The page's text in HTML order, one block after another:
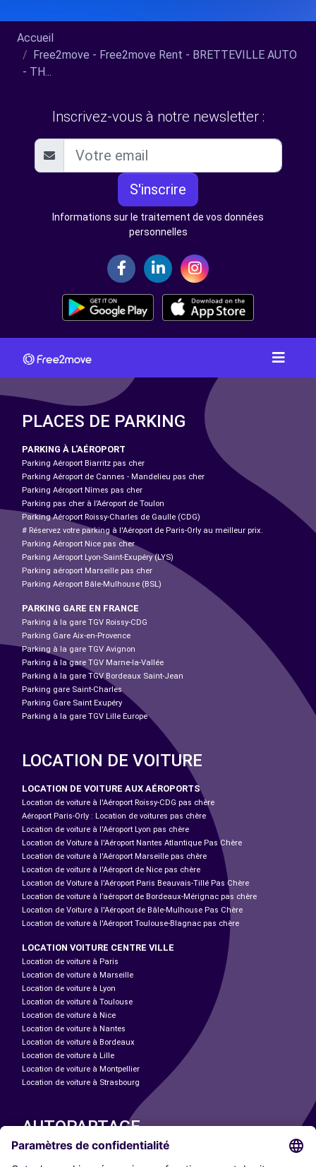
Accueil
Free2move - Free2move Rent - BRETTEVILLE AUTO
- TH...
Inscrivez-vous à notre newsletter :
S'inscrire
Informations sur le traitement de vos données
personnelles
PLACES DE PARKING
PARKING À L'AÉROPORT
Parking Aéroport Biarritz pas cher
Parking Aéroport de Cannes - Mandelieu pas cher
Parking Aéroport Nîmes pas cher
Parking pas cher à l’Aéroport de Toulon
Parking Aéroport Roissy-Charles de Gaulle (CDG)
# Réservez votre parking à l'Aéroport de Paris-Orly au meilleur prix.
Parking Aéroport Nice pas cher
Parking Aéroport Lyon-Saint-Exupéry (LYS)
Parking aéroport Marseille pas cher
Parking Aéroport Bâle-Mulhouse (BSL)
PARKING GARE EN FRANCE
Parking à la gare TGV Roissy-CDG
Parking Gare Aix-en-Provence
Parking à la gare TGV Avignon
Parking à la gare TGV Marne-la-Vallée
Parking à la gare TGV Bordeaux Saint-Jean
Parking gare Saint-Charles
Parking Gare Saint Exupéry
Parking à la gare TGV Lille Europe
LOCATION DE VOITURE
LOCATION DE VOITURE AUX AÉROPORTS
Location de voiture à l'Aéroport Roissy-CDG pas chère
Aéroport Paris-Orly : Location de voitures pas chère
Location de voiture à l'Aéroport Lyon pas chère
Location de Voiture à l'Aéroport Nantes Atlantique Pas Chère
Location de voiture à l'Aéroport Marseille pas chère
Location de voiture à l'Aéroport de Nice pas chère
Location de Voiture à l'Aéroport Paris Beauvais-Tillé Pas Chère
Location de voiture à l’aéroport de Bordeaux-Mérignac pas chère
Location de Voiture à l'Aéroport de Bâle-Mulhouse Pas Chère
Location de voiture à l'Aéroport Toulouse-Blagnac pas chère
LOCATION VOITURE CENTRE VILLE
Location de voiture à Paris
Location de voiture à Marseille
Location de voiture à Lyon
Location de voiture à Toulouse
Location de voiture à Nice
Location de voiture à Nantes
Location de voiture à Bordeaux
Location de voiture à Lille
Location de voiture à Montpellier
Location de voiture à Strasbourg
AUTOPARTAGE